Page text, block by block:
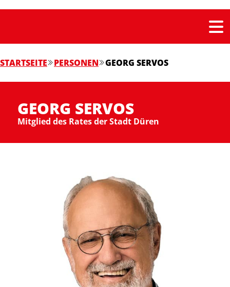
STARTSEITE PERSONEN GEORG SERVOS
GEORG SERVOS
Mitglied des Rates der Stadt Düren